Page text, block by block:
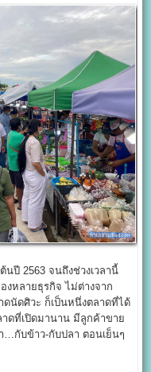
ปี 2563 จนถึงช่วงเวลานี้
งหลายธุรกิจ ไม่ต่างจาก
ดนัดศิวะ ก็เป็นหนึ่งตลาดที่ได้
ดที่เปิดมานาน มีลูกค้าขาย
…กับข้าว-กับปลา ตอนเย็นๆ